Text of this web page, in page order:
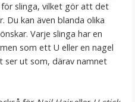
brush - Rosa
★★
slinga, vilket gör att det
kan även blanda olika
Varje slinga har en
som ett U eller en nagel
ser ut som, därav namnet